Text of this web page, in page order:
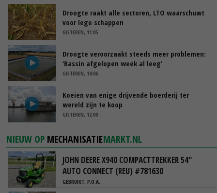
Droogte raakt alle sectoren, LTO waarschuwt
voor lege schappen
GISTEREN, 11:05
Droogte veroorzaakt steeds meer problemen:
‘Bassin afgelopen week al leeg’
GISTEREN, 14:06
Koeien van enige drijvende boerderij ter
wereld zijn te koop
GISTEREN, 12:00
NIEUW OP MECHANISATIEMARKT.NL
JOHN DEERE X940 COMPACTTREKKER 54"
AUTO CONNECT (REU) #781630
GEBRUIKT, P.O.A.